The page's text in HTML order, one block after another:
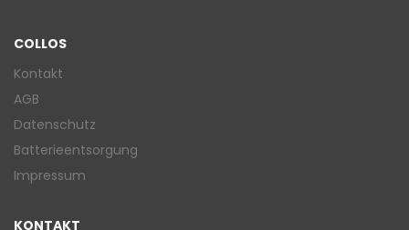
COLLOS
Kontakt
AGB
Datenschutz
Batterieentsorgung
Impressum
KONTAKT